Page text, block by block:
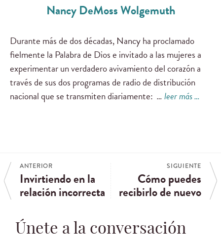
Nancy DeMoss Wolgemuth
Durante más de dos décadas, Nancy ha proclamado
fielmente la Palabra de Dios e invitado a las mujeres a
experimentar un verdadero avivamiento del corazón a
través de sus dos programas de radio de distribución
nacional que se transmiten diariamente: …leer más …
ANTERIOR
Invirtiendo en la
relación incorrecta
SIGUIENTE
Cómo puedes
recibirlo de nuevo
Únete a la conversación